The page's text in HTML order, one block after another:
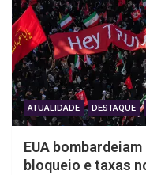
ATUALIDADE DESTAQUE
EUA
bloqueio e taxas